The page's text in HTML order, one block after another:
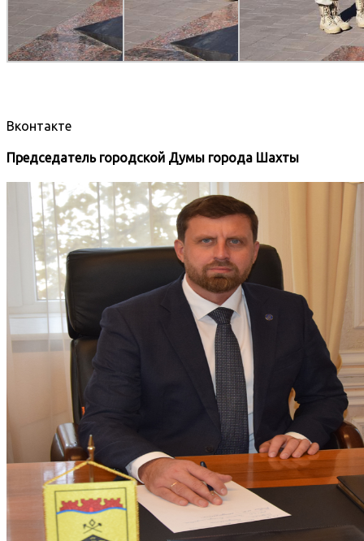
Вконтакте
Председатель городской Думы города Шахты